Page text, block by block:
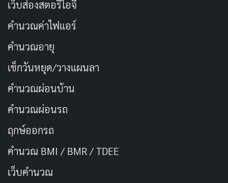
เว็บส่องสตอรี่ไอจี
คำนวณค่าไฟแอร์
คำนวณอายุ
เช็กวันหยุด/วางแผนลา
คำนวณผ่อนบ้าน
คำนวณผ่อนรถ
ฤกษ์ออกรถ
คำนวณ BMI / BMR / TDEE
เว็บคํานวณ